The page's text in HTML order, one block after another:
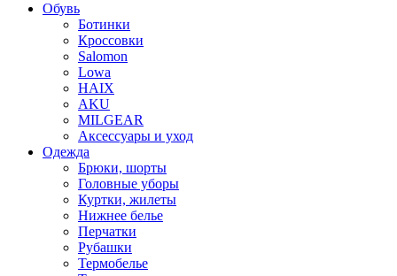
Обувь
Ботинки
Кроссовки
Salomon
Lowa
HAIX
AKU
MILGEAR
Аксессуары и уход
Одежда
Брюки, шорты
Головные уборы
Куртки, жилеты
Нижнее белье
Перчатки
Рубашки
Термобелье